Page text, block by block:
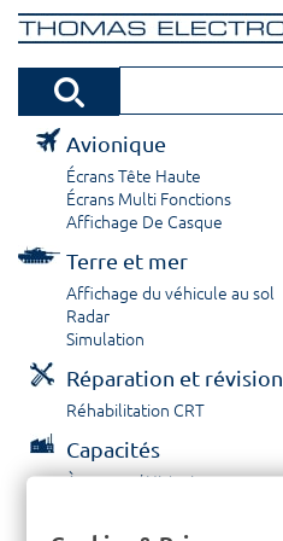
Avionique
Écrans Tête Haute
Écrans Multi Fonctions
Affichage De Casque
Terre et mer
Affichage du véhicule au sol
Radar
Simulation
Réparation et révision
Réhabilitation CRT
Capacités
À propos / Historique